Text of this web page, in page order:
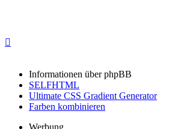
Informationen über phpBB
SELFHTML
Ultimate CSS Gradient Generator
Farben kombinieren